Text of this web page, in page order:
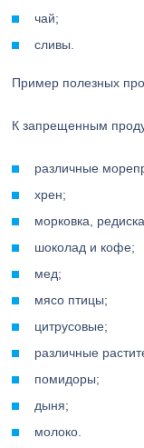
чай;
сливы.
Пример полезных
К запрещенным
различные
хрен;
морковка,
шоколад и кофе;
мед;
мясо птицы;
цитрусовые;
различные
помидоры;
дыня;
молоко.